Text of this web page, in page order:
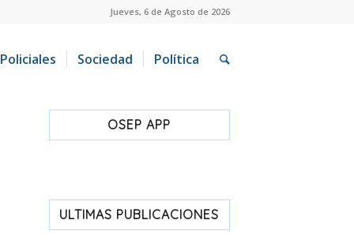
Jueves, 6 de Agosto de 2026
Policiales Sociedad Política
OSEP APP
ULTIMAS PUBLICACIONES